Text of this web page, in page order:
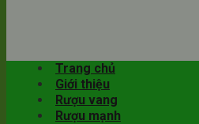
Trang chủ
Giới thiệu
Rượu vang
Rượu mạnh